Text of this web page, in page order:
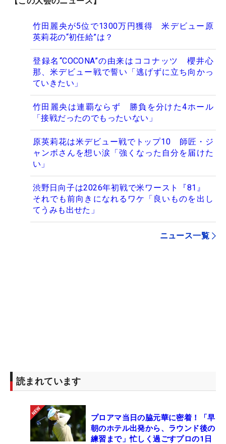
竹田麗央が5位で1300万円獲得 米デビュー原
英莉花の“初任給”は？
登録名“COCONA”の由来はココナッツ 櫻井心
那、米デビュー戦で誓い「逃げずに立ち向かっ
ていきたい」
竹田麗央は連覇ならず 勝負を分けた4ホール
「接戦だったのでもったいない」
原英莉花は米デビュー戦でトップ10 師匠・ジ
ャンボさんを想い涙「強くなった自分を届けた
い」
渋野日向子は2026年初戦で米ワースト『81』
それでも前向きになれるワケ「良いものを出し
てうみも出せた」
ニュース一覧
読まれています
プロアマ当日の脇元華に密着！「早
朝のホテル出発から、ラウンド後の
練習まで」忙しく過ごすプロの1日